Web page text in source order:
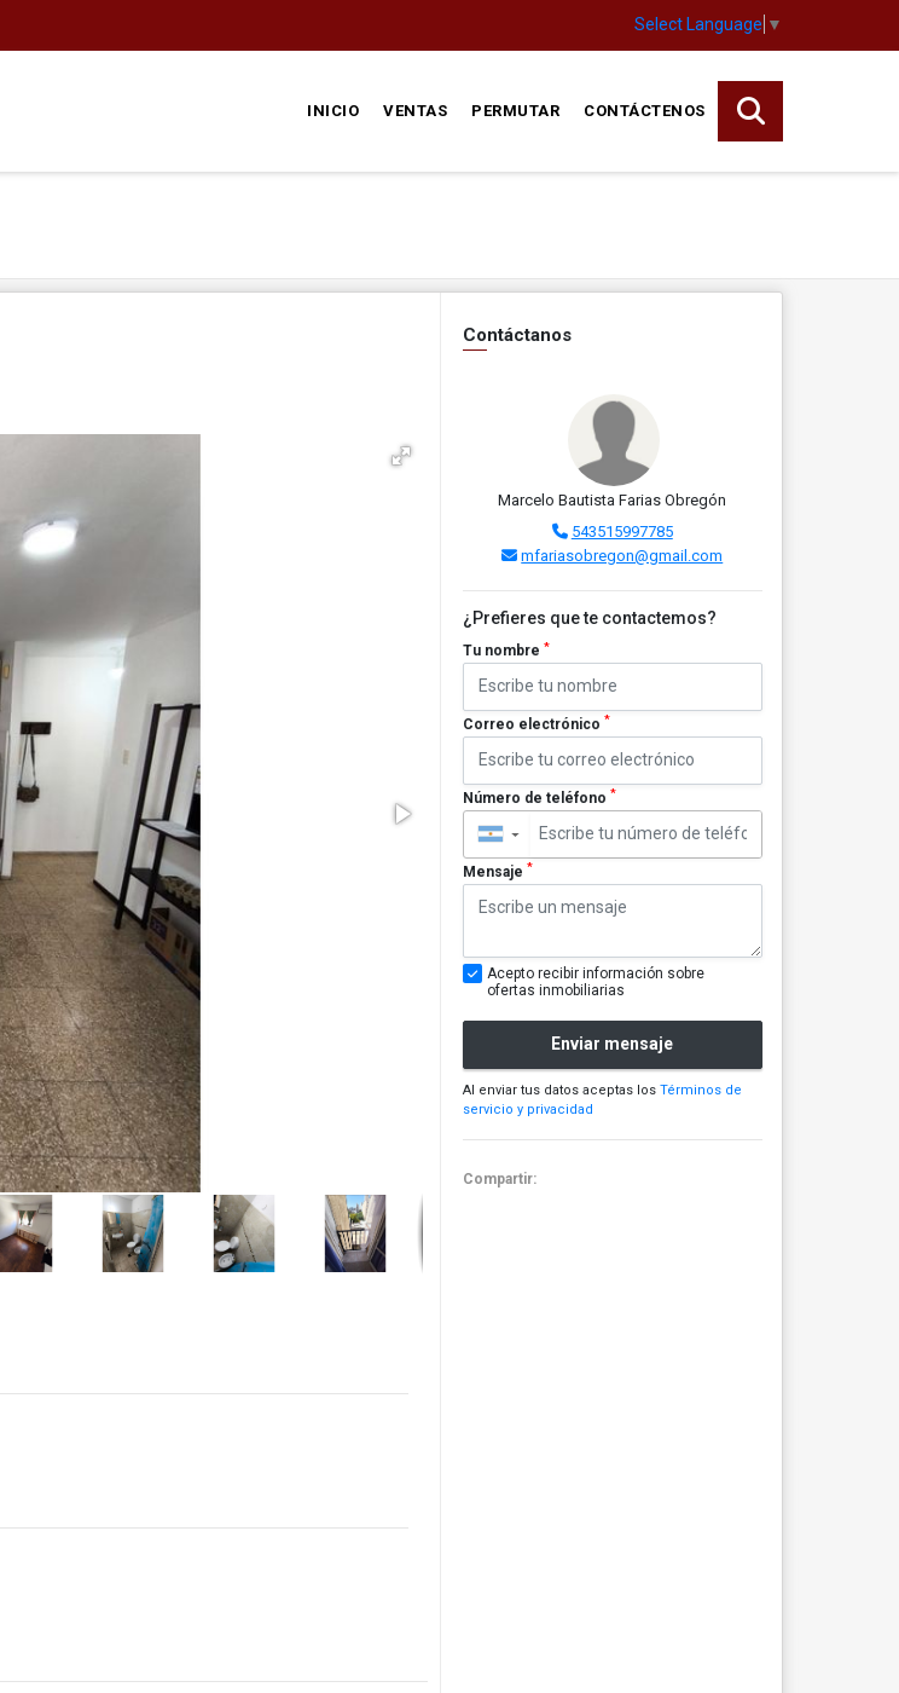
Select Language ▼
INICIO VENTAS PERMUTAR CONTÁCTENOS
Contáctanos
Marcelo Bautista Farias Obregón
543515997785
mfariasobregon@gmail.com
¿Prefieres que te contactemos?
Tu nombre *
Correo electrónico *
Número de teléfono *
▼
Mensaje *
Acepto recibir información sobre
ofertas inmobiliarias
Enviar mensaje
Al enviar tus datos aceptas los Términos de
servicio y privacidad
Compartir: